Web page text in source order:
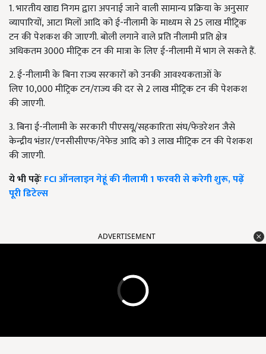
1. भारतीय खाद्य निगम द्वारा अपनाई जाने वाली सामान्य प्रक्रिया के अनुसार
व्यापारियों,आटा मिलों आदि को ई-नीलामी के माध्यम से25लाख मीट्रिक
टन की पेशकश की जाएगी. बोली लगाने वाले प्रति नीलामी प्रति क्षेत्र
अधिकतम3000मीट्रिक टन की मात्रा के लिए ई-नीलामी में भाग ले सकते हैं.
2. ई-नीलामी के बिना राज्य सरकारों को उनकी आवश्यकताओं के
लिए10,000मीट्रिक टन/राज्य की दर से2लाख मीट्रिक टन की पेशकश
की जाएगी.
3. बिना ई-नीलामी के सरकारी पीएसयू/सहकारिता संघ/फेडरेशन जैसे
केन्द्रीय भंडार/एनसीसीएफ/नेफेड आदि को3लाख मीट्रिक टन की पेशकश
की जाएगी.
ये भी पढ़ेंःFCI ऑनलाइन गेहूं की नीलामी 1 फरवरी से करेगी शुरू, पढ़ें
पूरी डिटेल्स
ADVERTISEMENT